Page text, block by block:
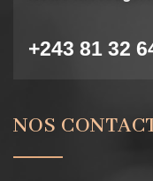
+243 81 32
NOS